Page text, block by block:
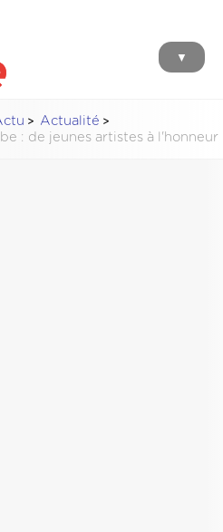
▼
Actualité
: de jeunes artistes à l'honneur